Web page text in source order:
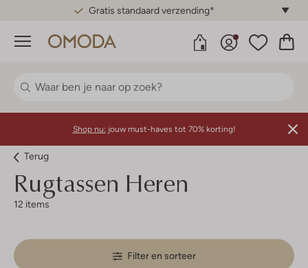
Gratis standaard verzending*
Menu
Shop nu: jouw must-haves tot 70% korting!
Terug
Rugtassen Heren
12 items
Filter en sorteer